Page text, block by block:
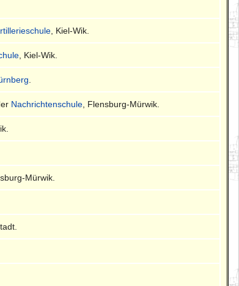
, Kiel-Wik.
, Kiel-Wik.
Nachrichtenschule , Flensburg-Mürwik.
Mürwik.